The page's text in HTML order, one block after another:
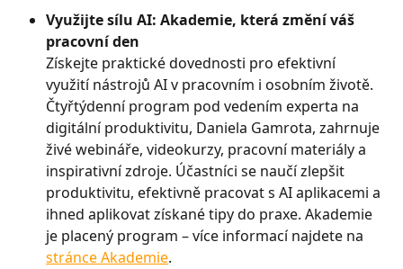
Využijte sílu AI: Akademie, která změní váš
pracovní den
Získejte praktické dovednosti pro efektivní
využití nástrojů AI v pracovním i osobním životě.
Čtyřtýdenní program pod vedením experta na
digitální produktivitu, Daniela Gamrota, zahrnuje
živé webináře, videokurzy, pracovní materiály a
inspirativní zdroje. Účastníci se naučí zlepšit
produktivitu, efektivně pracovat s AI aplikacemi a
ihned aplikovat získané tipy do praxe. Akademie
je placený program – více informací najdete na
stránce Akademie.